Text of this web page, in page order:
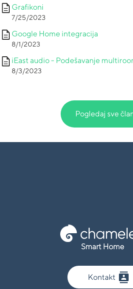
description Grafikoni
7/25/2023
description Google Home integracija
8/1/2023
description iEast audio - Podešavanje
8/3/2023
Pogledaj sve
Smart Home
Kontakt contacts